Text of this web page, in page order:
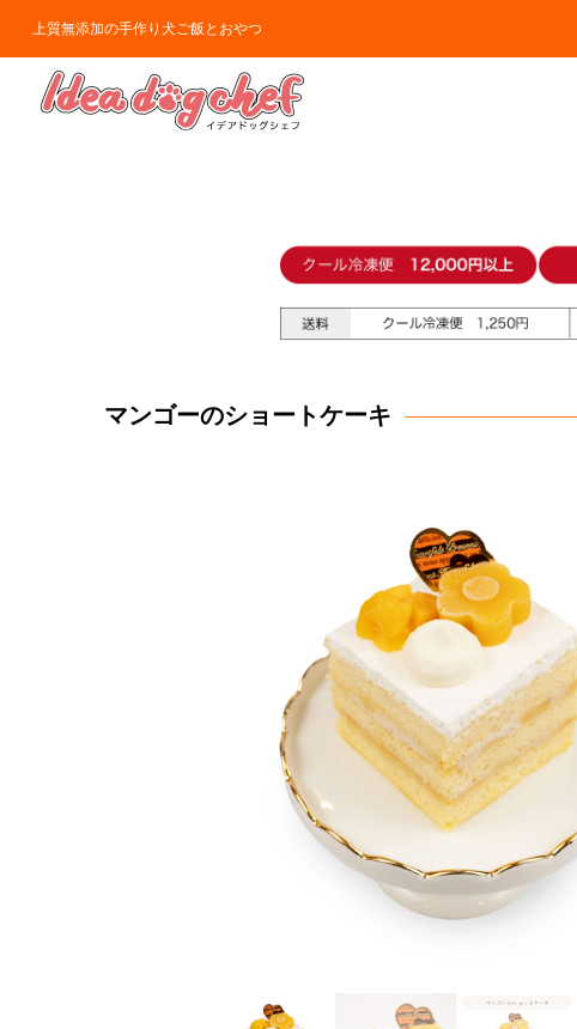
上質無添加の手作り犬ご飯とおやつ
マンゴーのショートケーキ